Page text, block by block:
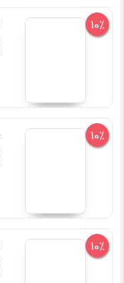
10%
10%
10%